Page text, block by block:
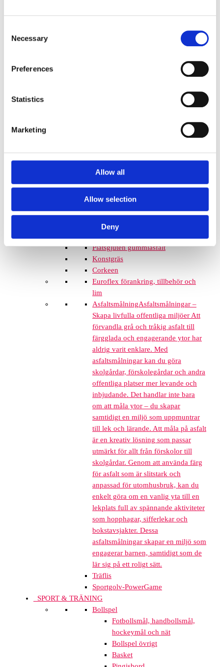
Selection
Necessary
Preferences
Statistics
Marketing
Allow all
Allow selection
Deny
mm – fallhöjd upp till 2,5 m
Euroflex hel & halvkulor /
Euroflex gummistockar
Euroflex stegblock
Euroflex hörnprofil - olika
tjocklek
Grässkyddsmattor
Platsgjuten gummiasfalt
Konstgräs
Corkeen
Euroflex förankring, tillbehör och
lim
AsfaltsmålningAsfaltsmålningar –
Skapa livfulla offentliga miljöer Att
förvandla grå och tråkig asfalt till
färgglada och engagerande ytor har
aldrig varit enklare. Med
asfaltsmålningar kan du göra
skolgårdar, förskolegårdar och andra
offentliga platser mer levande och
inbjudande. Det handlar inte bara
om att måla ytor – du skapar
samtidigt en miljö som uppmuntrar
till lek och lärande. Att måla på asfalt
är en kreativ lösning som passar
utmärkt för allt från förskolor till
skolgårdar. Genom att använda färg
för asfalt som är slitstark och
anpassad för utomhusbruk, kan du
enkelt göra om en vanlig yta till en
lekplats full av spännande aktiviteter
som hopphagar, sifferlekar och
bokstavsjakter. Dessa
asfaltsmålningar skapar en miljö som
engagerar barnen, samtidigt som de
lär sig på ett roligt sätt.
Träflis
Sportgolv-PowerGame
SPORT & TRÄNING
Bollspel
Fotbollsmål, handbollsmål,
hockeymål och nät
Bollspel övrigt
Basket